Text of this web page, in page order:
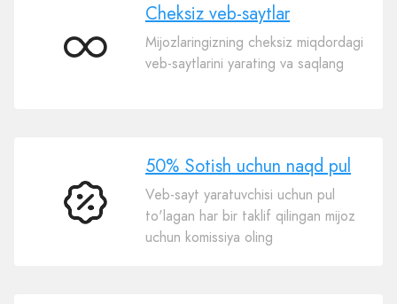
Cheksiz
Cheksiz veb-saytlar
Mijozlaringizning cheksiz miqdordagi
veb-saytlarini yarating va saqlang
50%
50% Sotish uchun naqd pul
Veb-sayt yaratuvchisi uchun pul
to'lagan har bir taklif qilingan mijoz
uchun komissiya oling